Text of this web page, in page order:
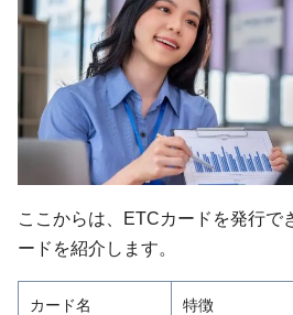
ここからは、ETCカードを発行で
ードを紹介します。
カード名 特徴